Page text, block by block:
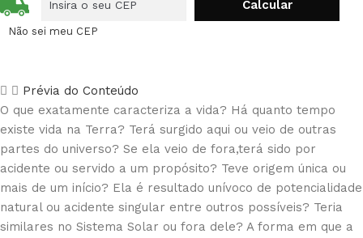
Não sei meu CEP
Prévia do Conteúdo
O que exatamente caracteriza a vida? Há quanto tempo
existe vida na Terra? Terá surgido aqui ou veio de outras
partes do universo? Se ela veio de fora,terá sido por
acidente ou servido a um propósito? Teve origem única ou
mais de um início? Ela é resultado unívoco de potencialidade
natural ou acidente singular entre outros possíveis? Teria
similares no Sistema Solar ou fora dele? A forma em que a